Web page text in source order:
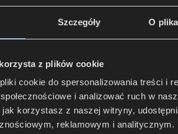
Szczegóły O
z plików cookie
cookie do spersonalizowania treści i
i analizować ruch w
korzystasz z naszej witryny,
reklamowym i analitycznym.
74,90 zł
Satyna 7675/985 Karin
Interlock Jersey 6629/985 Tavaro